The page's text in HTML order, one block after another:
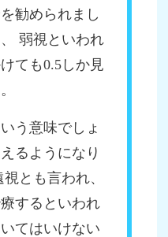
勧められまし
弱視といわれ
ても0.5しか見
う意味でしょ
るようになり
とも言われ、
するといわれ
てはいけない